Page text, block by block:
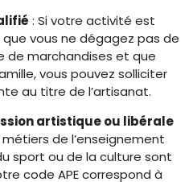
: Si votre activité est
vous ne dégagez pas de
de marchandises et que
vous pouvez solliciter
au titre de l’artisanat.
artistique ou libérale
de l’enseignement
sport ou de la culture sont
code APE correspond à